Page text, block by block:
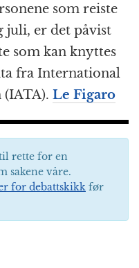
e
g
r
a
m
n
t
ai
l
som reiste
juli, er det påvist
som kan knyttes
fra International
Le Figaro
rette for en
sakene våre.
for debattskikk før